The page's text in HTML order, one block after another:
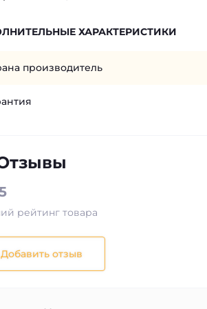
ХАРАКТЕРИСТИКИ
производитель
рейтинг товара
Добавить отзыв